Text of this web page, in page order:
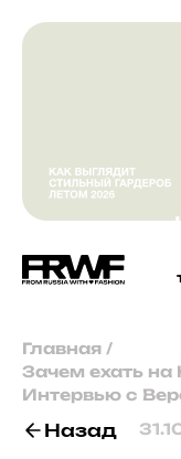
Главная /
Зачем ехать
Интервью с
Назад